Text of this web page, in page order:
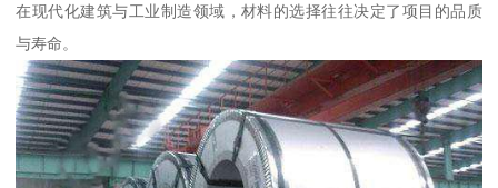
在现代化建筑与工业制造领域，材料的选择往往决定了项目的品质
与寿命。